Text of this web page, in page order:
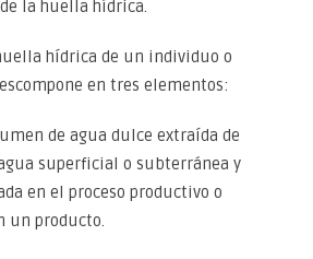
la huella hídrica.
hídrica de un individuo o
en tres elementos:
de agua dulce extraída de
superficial o subterránea y
en el proceso productivo o
un producto.